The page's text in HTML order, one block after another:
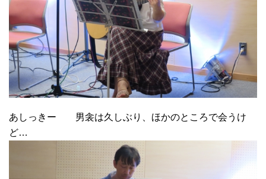
あしっきー 男衾は久しぶり、ほかのところで会うけ
ど…